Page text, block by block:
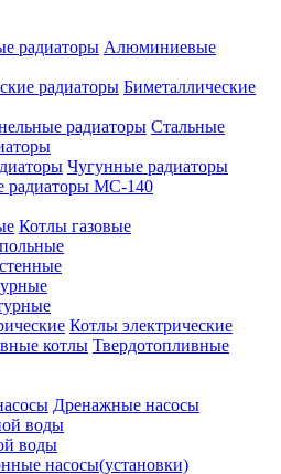
Алюминиевые
Биметаллические
Стальные
Чугунные радиаторы
радиаторы МС-140
Котлы газовые
Котлы электрические
Твердотопливные
Дренажные насосы
воды
воды